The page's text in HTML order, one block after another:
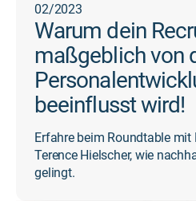
02/2023
Warum dein
maßgeblich von
beeinflusst wird!
Erfahre beim Roundtable
Terence Hielscher, wie
gelingt.